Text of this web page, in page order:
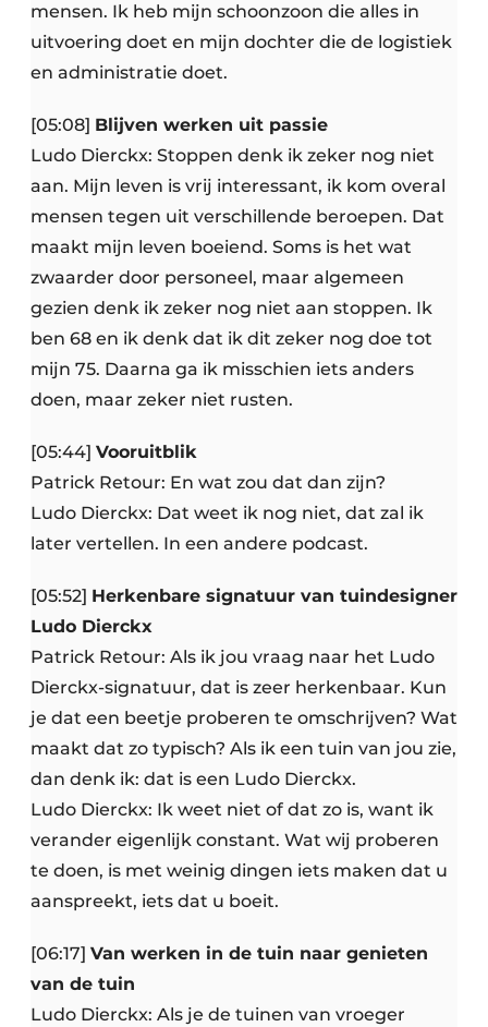
mensen. Ik heb mijn schoonzoon die alles in
uitvoering doet en mijn dochter die de logistiek
en administratie doet.
[05:08] Blijven werken uit passie
Ludo Dierckx: Stoppen denk ik zeker nog niet
aan. Mijn leven is vrij interessant, ik kom overal
mensen tegen uit verschillende beroepen. Dat
maakt mijn leven boeiend. Soms is het wat
zwaarder door personeel, maar algemeen
gezien denk ik zeker nog niet aan stoppen. Ik
ben 68 en ik denk dat ik dit zeker nog doe tot
mijn 75. Daarna ga ik misschien iets anders
doen, maar zeker niet rusten.
[05:44] Vooruitblik
Patrick Retour: En wat zou dat dan zijn?
Ludo Dierckx: Dat weet ik nog niet, dat zal ik
later vertellen. In een andere podcast.
[05:52] Herkenbare signatuur van tuindesigner
Ludo Dierckx
Patrick Retour: Als ik jou vraag naar het Ludo
Dierckx-signatuur, dat is zeer herkenbaar. Kun
je dat een beetje proberen te omschrijven? Wat
maakt dat zo typisch? Als ik een tuin van jou zie,
dan denk ik: dat is een Ludo Dierckx.
Ludo Dierckx: Ik weet niet of dat zo is, want ik
verander eigenlijk constant. Wat wij proberen
te doen, is met weinig dingen iets maken dat u
aanspreekt, iets dat u boeit.
[06:17] Van werken in de tuin naar genieten
van de tuin
Ludo Dierckx: Als je de tuinen van vroeger